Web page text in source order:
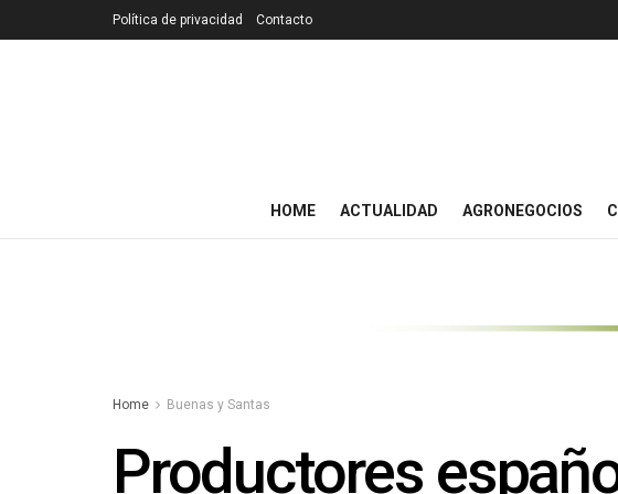
Política de privacidad Contacto
HOME ACTUALIDAD AGRONEGOCIOS
Home Buenas y Santas
Productores